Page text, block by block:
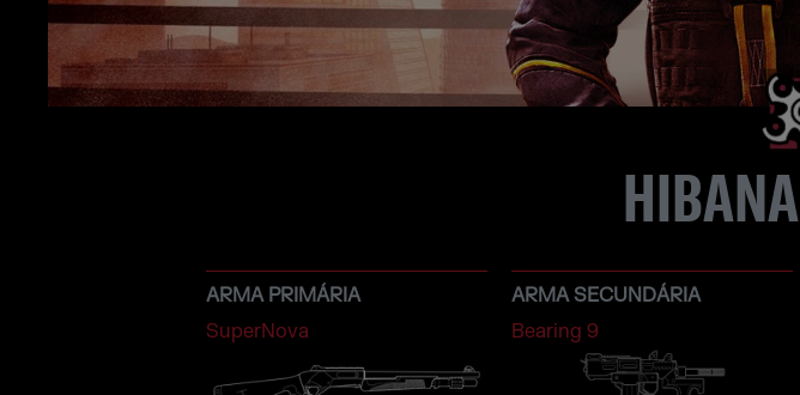
HIBANA
ARMA PRIMÁRIA
SuperNova
ARMA SECUNDÁRIA
Bearing 9